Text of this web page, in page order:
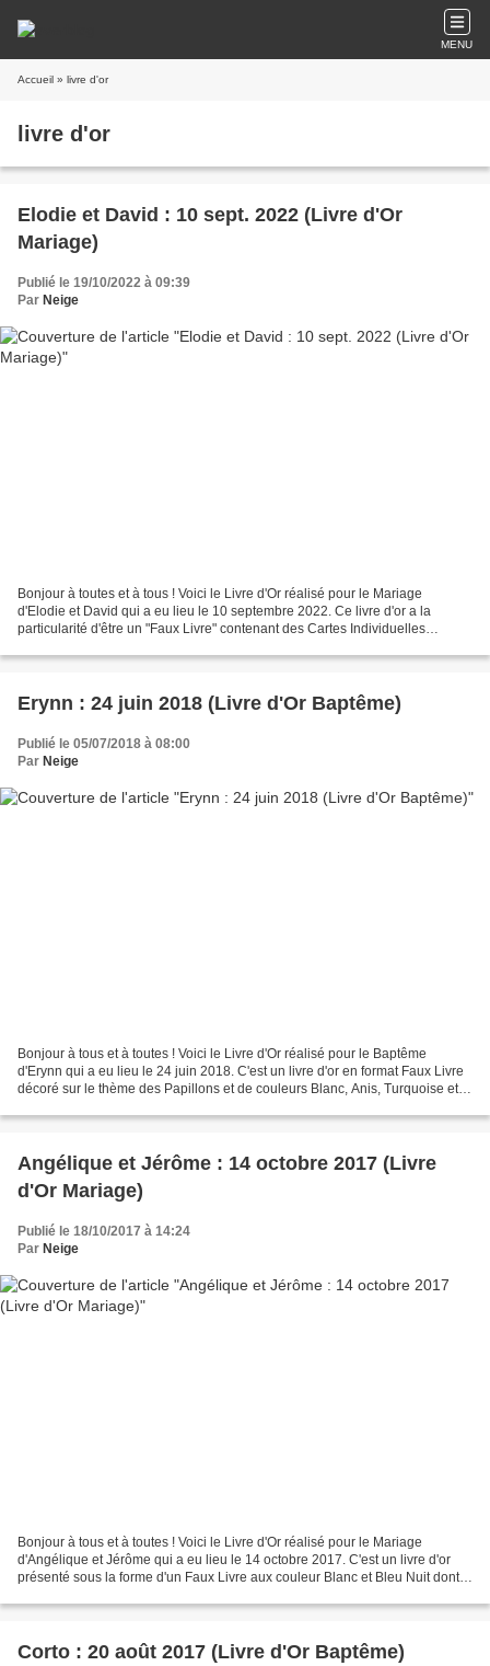
MENU
Accueil » livre d'or
livre d'or
Elodie et David : 10 sept. 2022 (Livre d'Or
Mariage)
Publié le 19/10/2022 à 09:39
Par Neige
Bonjour à toutes et à tous ! Voici le Livre d'Or réalisé pour le Mariage
d'Elodie et David qui a eu lieu le 10 septembre 2022. Ce livre d'or a la
particularité d'être un "Faux Livre" contenant des Cartes Individuelles
Erynn : 24 juin 2018 (Livre d'Or Baptême)
Publié le 05/07/2018 à 08:00
Par Neige
Bonjour à tous et à toutes ! Voici le Livre d'Or réalisé pour le Baptême
d'Erynn qui a eu lieu le 24 juin 2018. C'est un livre d'or en format Faux Livre
décoré sur le thème des Papillons et de couleurs Blanc, Anis, Turquoise et
Angélique et Jérôme : 14 octobre 2017 (Livre
d'Or Mariage)
Publié le 18/10/2017 à 14:24
Par Neige
Bonjour à tous et à toutes ! Voici le Livre d'Or réalisé pour le Mariage
d'Angélique et Jérôme qui a eu lieu le 14 octobre 2017. C'est un livre d'or
présenté sous la forme d'un Faux Livre aux couleur Blanc et Bleu Nuit dont
Corto : 20 août 2017 (Livre d'Or Baptême)